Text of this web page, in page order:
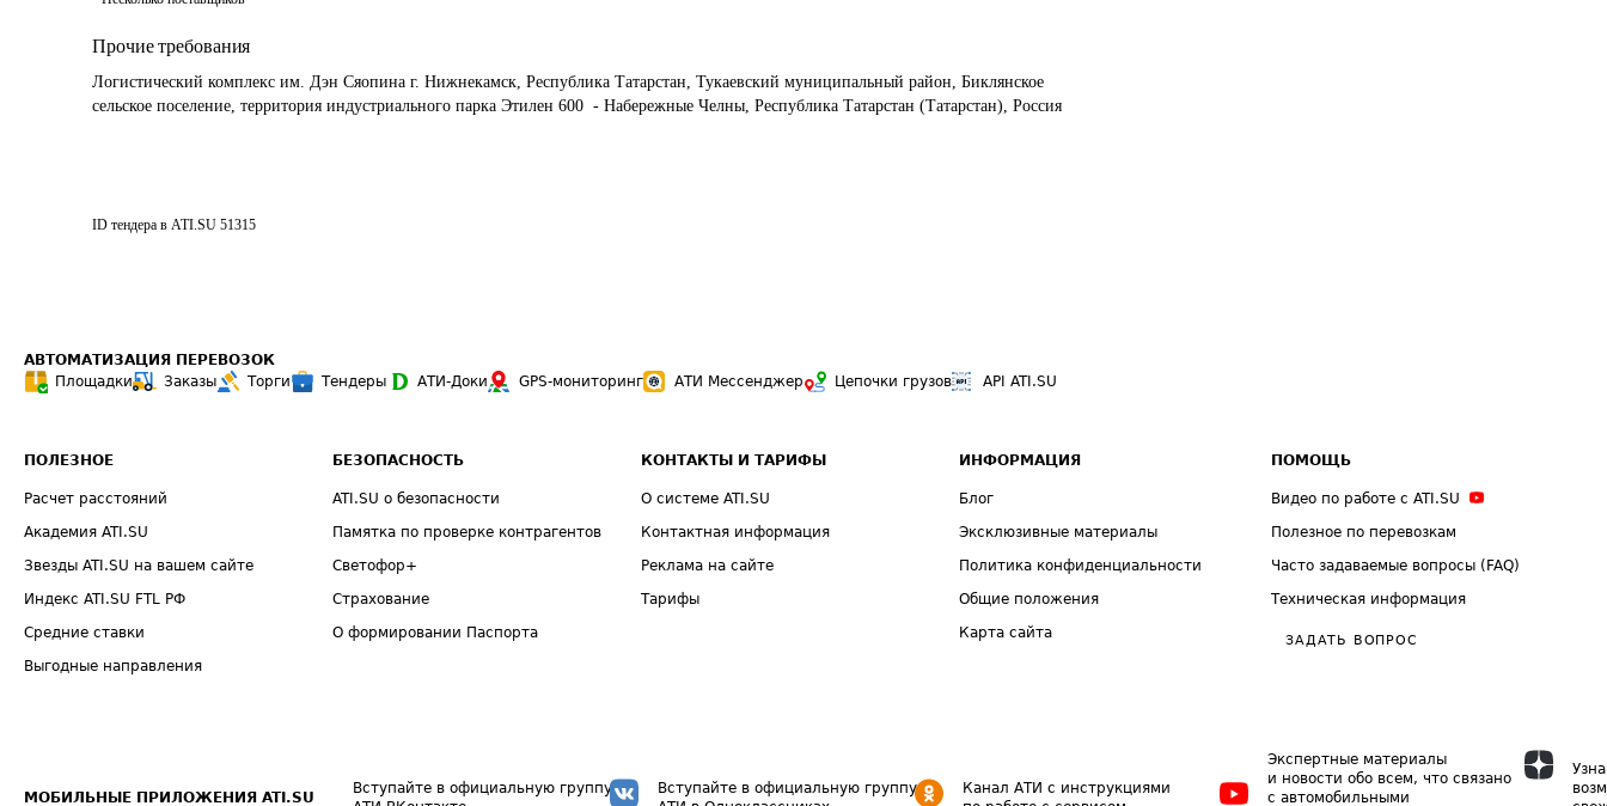
Прочие требования
Логистический комплекс им. Дэн Сяопина г. Нижнекамск, Республика Татарстан, Тукаевский муниципальный район, Биклянское
сельское поселение, территория индустриального парка Этилен 600  - Набережные Челны, Республика Татарстан (Татарстан), Россия
ID тендера в ATI.SU 51315
АВТОМАТИЗАЦИЯ ПЕРЕВОЗОК
Площадки
Заказы Торги Тендеры АТИ-Доки GPS-мониторинг АТИ Мессенджер Цепочки грузов API ATI.SU
ПОЛЕЗНОЕ
Расчет расстояний
Академия ATI.SU
Звезды ATI.SU на вашем сайте
Индекс ATI.SU FTL РФ
Средние ставки
Выгодные направления
БЕЗОПАСНОСТЬ
ATI.SU о безопасности
Памятка по проверке контрагентов
Светофор+
Страхование
О формировании Паспорта
КОНТАКТЫ И ТАРИФЫ
О системе ATI.SU
Контактная информация
Реклама на сайте
Тарифы
ИНФОРМАЦИЯ
Блог
Эксклюзивные материалы
Политика конфиденциальности
Общие положения
Карта сайта
ПОМОЩЬ
Видео по работе с ATI.SU
Полезное по перевозкам
Часто задаваемые вопросы (FAQ)
Техническая информация
ЗАДАТЬ ВОПРОС
МОБИЛЬНЫЕ ПРИЛОЖЕНИЯ ATI.SU
Вступайте в официальную группу
Вступайте в официальную группу
Канал АТИ с инструкциями
Экспертные материалы
и новости обо всем, что связано
с автомобильными